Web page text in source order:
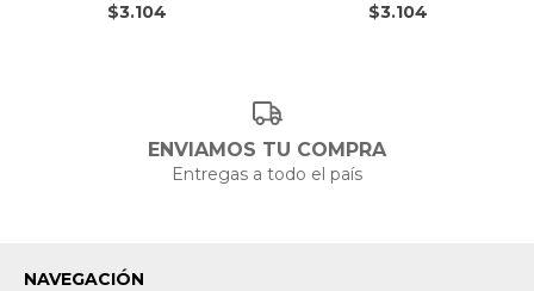
$3.104 $3.104
ENVIAMOS TU COMPRA
Entregas a todo el país
NAVEGACIÓN